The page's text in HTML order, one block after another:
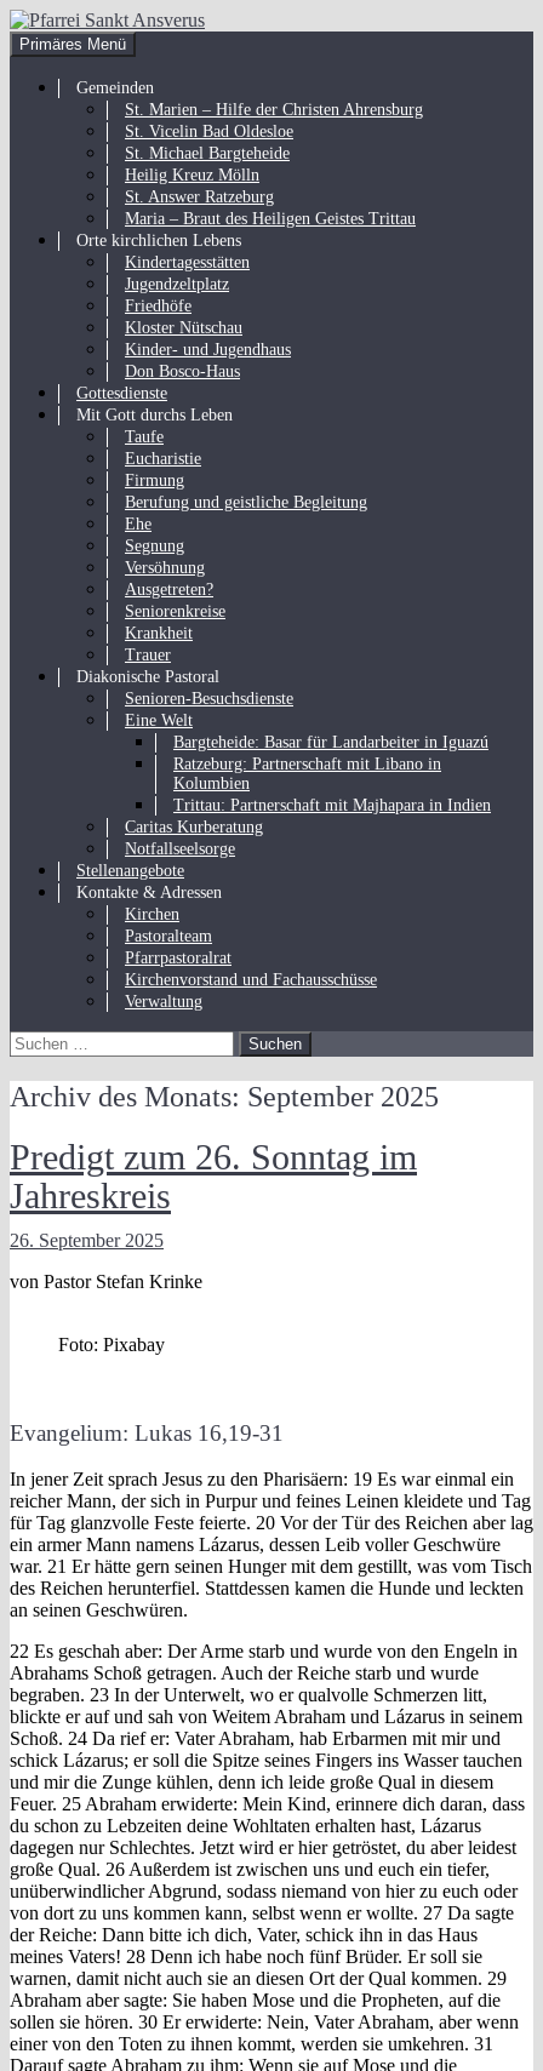
Zum
Inhalt
springen
Pfarrei Sankt Ansverus
Suchen
Primäres Menü
Gemeinden
St. Marien – Hilfe der Christen Ahrensburg
St. Vicelin Bad Oldesloe
St. Michael Bargteheide
Heilig Kreuz Mölln
St. Answer Ratzeburg
Maria – Braut des Heiligen Geistes Trittau
Orte kirchlichen Lebens
Kindertagesstätten
Jugendzeltplatz
Friedhöfe
Kloster Nütschau
Kinder- und Jugendhaus
Don Bosco-Haus
Gottesdienste
Mit Gott durchs Leben
Taufe
Eucharistie
Firmung
Berufung und geistliche Begleitung
Ehe
Segnung
Versöhnung
Ausgetreten?
Seniorenkreise
Krankheit
Trauer
Diakonische Pastoral
Senioren-Besuchsdienste
Eine Welt
Bargteheide: Basar für Landarbeiter in Iguazú
Ratzeburg: Partnerschaft mit Libano in
Kolumbien
Trittau: Partnerschaft mit Majhapara in Indien
Caritas Kurberatung
Notfallseelsorge
Stellenangebote
Kontakte & Adressen
Kirchen
Pastoralteam
Pfarrpastoralrat
Kirchenvorstand und Fachausschüsse
Verwaltung
Suchen
nach:
Archiv des Monats: September 2025
Predigt zum 26. Sonntag im
Jahreskreis
26. September 2025
von Pastor Stefan Krinke
Foto: Pixabay
Evangelium: Lukas 16,19-31
In jener Zeit sprach Jesus zu den Pharisäern: 19 Es war einmal ein
reicher Mann, der sich in Purpur und feines Leinen kleidete und Tag
für Tag glanzvolle Feste feierte. 20 Vor der Tür des Reichen aber lag
ein armer Mann namens Lázarus, dessen Leib voller Geschwüre
war. 21 Er hätte gern seinen Hunger mit dem gestillt, was vom Tisch
des Reichen herunterfiel. Stattdessen kamen die Hunde und leckten
an seinen Geschwüren.
22 Es geschah aber: Der Arme starb und wurde von den Engeln in
Abrahams Schoß getragen. Auch der Reiche starb und wurde
begraben. 23 In der Unterwelt, wo er qualvolle Schmerzen litt,
blickte er auf und sah von Weitem Abraham und Lázarus in seinem
Schoß. 24 Da rief er: Vater Abraham, hab Erbarmen mit mir und
schick Lázarus; er soll die Spitze seines Fingers ins Wasser tauchen
und mir die Zunge kühlen, denn ich leide große Qual in diesem
Feuer. 25 Abraham erwiderte: Mein Kind, erinnere dich daran, dass
du schon zu Lebzeiten deine Wohltaten erhalten hast, Lázarus
dagegen nur Schlechtes. Jetzt wird er hier getröstet, du aber leidest
große Qual. 26 Außerdem ist zwischen uns und euch ein tiefer,
unüberwindlicher Abgrund, sodass niemand von hier zu euch oder
von dort zu uns kommen kann, selbst wenn er wollte. 27 Da sagte
der Reiche: Dann bitte ich dich, Vater, schick ihn in das Haus
meines Vaters! 28 Denn ich habe noch fünf Brüder. Er soll sie
warnen, damit nicht auch sie an diesen Ort der Qual kommen. 29
Abraham aber sagte: Sie haben Mose und die Propheten, auf die
sollen sie hören. 30 Er erwiderte: Nein, Vater Abraham, aber wenn
einer von den Toten zu ihnen kommt, werden sie umkehren. 31
Darauf sagte Abraham zu ihm: Wenn sie auf Mose und die